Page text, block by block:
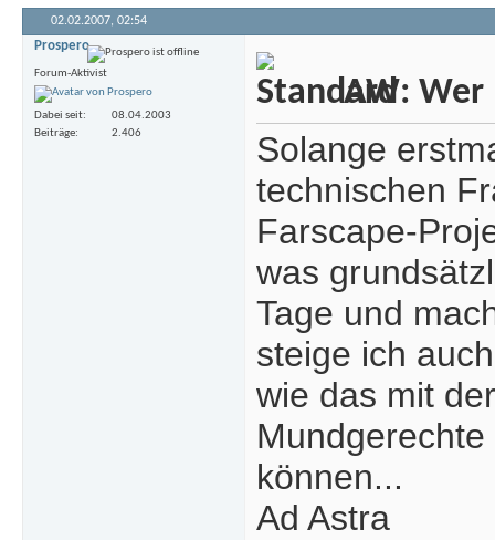
02.02.2007, 02:54
Prospero
Forum-Aktivist
Dabei seit
08.04.2003
Beiträge
2.406
AW: Wer
Solange
technischen
Farscape-
was
Tage und
steige ich
wie das mit
können...
Ad Astra